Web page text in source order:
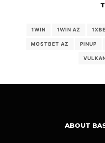
1WIN 1WIN AZ
MOSTBET AZ PINUP
ABOUT